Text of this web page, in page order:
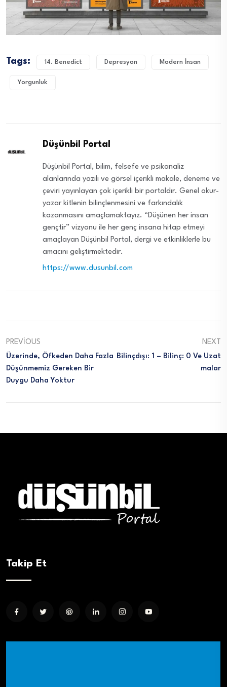
Tags: 14. Benedict Depresyon Modern İnsan
Yorgunluk
Düşünbil Portal
Düşünbil Portal, bilim, felsefe ve psikanaliz
alanlarında yazılı ve görsel içerikli makale, deneme ve
çeviri yayınlayan çok içerikli bir portaldır. Genel okur-
yazar kitlenin bilinçlenmesini ve farkındalık
kazanmasını amaçlamaktayız. “Düşünen her insan
gençtir” vizyonu ile her genç insana hitap etmeyi
amaçlayan Düşünbil Portal, dergi ve etkinliklerle bu
amacını geliştirmektedir.
https://www.dusunbil.com
PREVIOUS
Üzerinde, Öfkeden Daha Fazla
Düşünmemiz Gereken Bir
Duygu Daha Yoktur
NEXT
Bilinçdışı: 1 – Bilinç: 0 Ve Uzat
Malar
Takip Et